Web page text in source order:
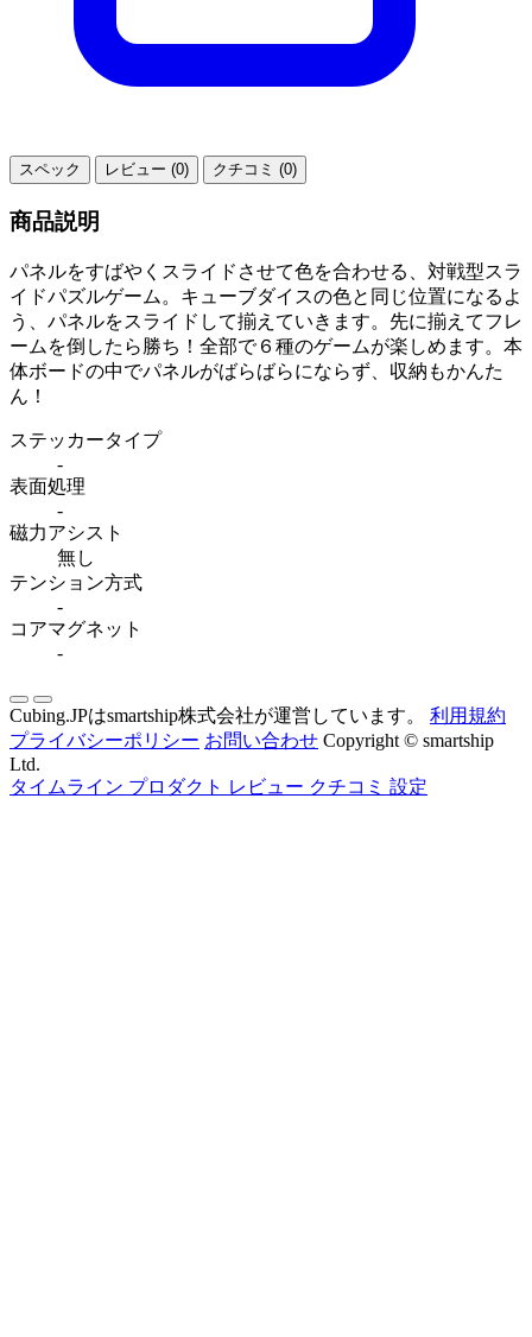
スペック レビュー (0) クチコミ (0)
商品説明
パネルをすばやくスライドさせて色を合わせる、対戦型スラ
イドパズルゲーム。キューブダイスの色と同じ位置になるよ
う、パネルをスライドして揃えていきます。先に揃えてフレ
ームを倒したら勝ち！全部で６種のゲームが楽しめます。本
体ボードの中でパネルがばらばらにならず、収納もかんた
ん！
ステッカータイプ
-
表面処理
-
磁力アシスト
無し
テンション方式
-
コアマグネット
-
Cubing.JPはsmartship株式会社が運営しています。
利用規約
プライバシーポリシー お問い合わせ Copyright © smartship
Ltd.
タイムライン プロダクト レビュー クチコミ 設定